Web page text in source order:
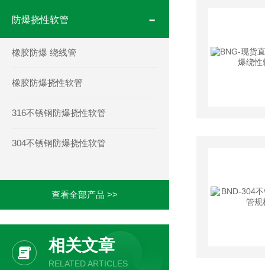
防爆挠性软管
橡胶防爆 绕线管
橡胶防爆挠性软管
316不锈钢防爆挠性软管
304不锈钢防爆挠性软管
查看全部产品 >>
相关文章
RELATED ARTICLES